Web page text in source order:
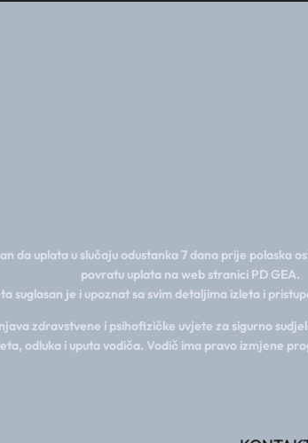
da uplata u slučaju odustanka 7 dana prije polaska
povratu uplata na web stranici PD GEA.
suglasan je i upoznat sa svim detaljima izleta i
zdravstvene i psihofizičke uvjete za sigurno
odluka i uputa vodiča. Vodič ima pravo izmjene